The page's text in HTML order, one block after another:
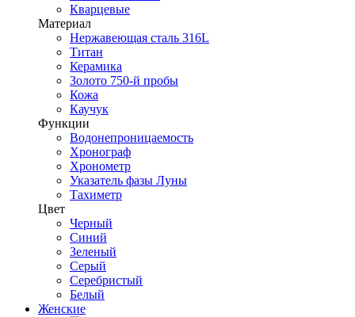
Кварцевые
Материал
Нержавеющая сталь 316L
Титан
Керамика
Золото 750-й пробы
Кожа
Каучук
Функции
Водонепроницаемость
Хронограф
Хронометр
Указатель фазы Луны
Тахиметр
Цвет
Черный
Синий
Зеленый
Серый
Серебристый
Белый
Женские